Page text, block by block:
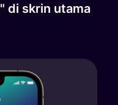
di skrin utama